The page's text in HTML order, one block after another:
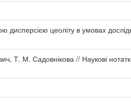
дисперсією цеоліту в умовах
Т. М. Садовнікова // Наукові